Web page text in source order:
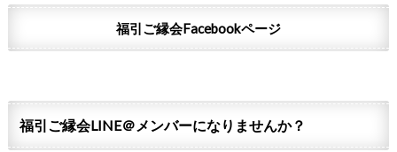
福引ご縁会Facebookページ
福引ご縁会LINE＠メンバーになりませんか？